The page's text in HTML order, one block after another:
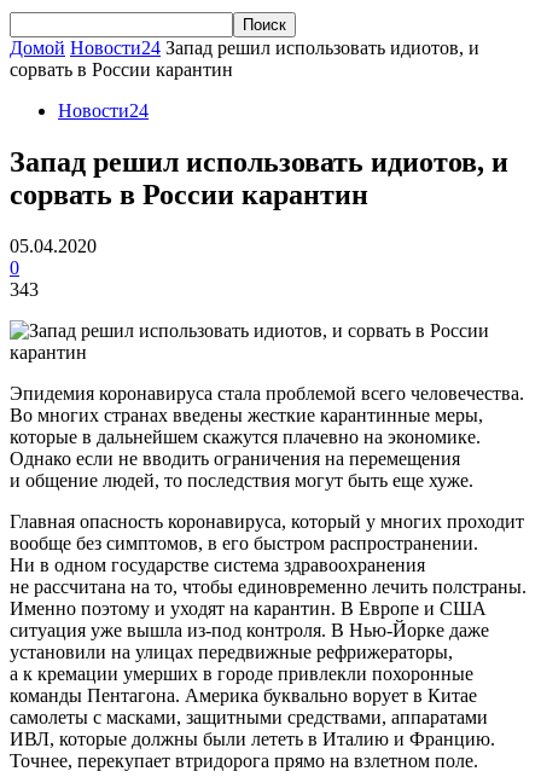
Домой Новости24 Запад решил использовать идиотов, и
сорвать в России карантин
Новости24
Запад решил использовать идиотов, и
сорвать в России карантин
05.04.2020
0
343
Эпидемия коронавируса стала проблемой всего человечества.
Во многих странах введены жесткие карантинные меры,
которые в дальнейшем скажутся плачевно на экономике.
Однако если не вводить ограничения на перемещения
и общение людей, то последствия могут быть еще хуже.
Главная опасность коронавируса, который у многих проходит
вообще без симптомов, в его быстром распространении.
Ни в одном государстве система здравоохранения
не рассчитана на то, чтобы единовременно лечить полстраны.
Именно поэтому и уходят на карантин. В Европе и США
ситуация уже вышла из-под контроля. В Нью-Йорке даже
установили на улицах передвижные рефрижераторы,
а к кремации умерших в городе привлекли похоронные
команды Пентагона. Америка буквально ворует в Китае
самолеты с масками, защитными средствами, аппаратами
ИВЛ, которые должны были лететь в Италию и Францию.
Точнее, перекупает втридорога прямо на взлетном поле.